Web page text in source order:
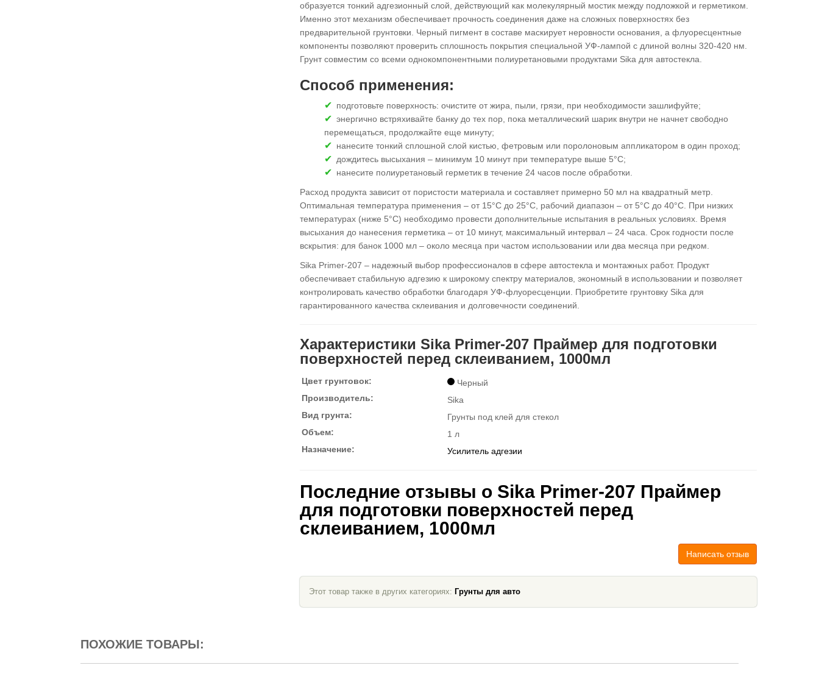
образуется тонкий адгезионный слой, действующий как молекулярный мостик между подложкой и герметиком.
Именно этот механизм обеспечивает прочность соединения даже на сложных поверхностях без
предварительной грунтовки. Черный пигмент в составе маскирует неровности основания, а флуоресцентные
компоненты позволяют проверить сплошность покрытия специальной УФ-лампой с длиной волны 320-420 нм.
Грунт совместим со всеми однокомпонентными полиуретановыми продуктами Sika для автостекла.
Способ применения:
подготовьте поверхность: очистите от жира, пыли, грязи, при необходимости зашлифуйте;
энергично встряхивайте банку до тех пор, пока металлический шарик внутри не начнет свободно
перемещаться, продолжайте еще минуту;
нанесите тонкий сплошной слой кистью, фетровым или поролоновым аппликатором в один проход;
дождитесь высыхания – минимум 10 минут при температуре выше 5°C;
нанесите полиуретановый герметик в течение 24 часов после обработки.
Расход продукта зависит от пористости материала и составляет примерно 50 мл на квадратный метр.
Оптимальная температура применения – от 15°C до 25°C, рабочий диапазон – от 5°C до 40°C. При низких
температурах (ниже 5°C) необходимо провести дополнительные испытания в реальных условиях. Время
высыхания до нанесения герметика – от 10 минут, максимальный интервал – 24 часа. Срок годности после
вскрытия: для банок 1000 мл – около месяца при частом использовании или два месяца при редком.
Sika Primer-207 – надежный выбор профессионалов в сфере автостекла и монтажных работ. Продукт
обеспечивает стабильную адгезию к широкому спектру материалов, экономный в использовании и позволяет
контролировать качество обработки благодаря УФ-флуоресценции. Приобретите грунтовку Sika для
гарантированного качества склеивания и долговечности соединений.
Характеристики Sika Primer-207 Праймер для подготовки
поверхностей перед склеиванием, 1000мл
Цвет грунтовок:
Черный
Производитель:
Sika
Вид грунта:
Грунты под клей для стекол
Объем:
1 л
Назначение:
Усилитель адгезии
Последние отзывы о Sika Primer-207 Праймер
для подготовки поверхностей перед
склеиванием, 1000мл
Написать отзыв
Этот товар также в других категориях: Грунты для авто
ПОХОЖИЕ ТОВАРЫ: